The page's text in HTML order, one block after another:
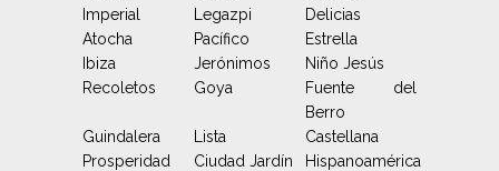
Imperial
Legazpi
Delicias
Atocha
Pacífico
Estrella
Ibiza
Jerónimos
Niño Jesús
Recoletos
Goya
Fuente del
Berro
Guindalera
Lista
Castellana
Prosperidad
Ciudad Jardín
Hispanoamérica